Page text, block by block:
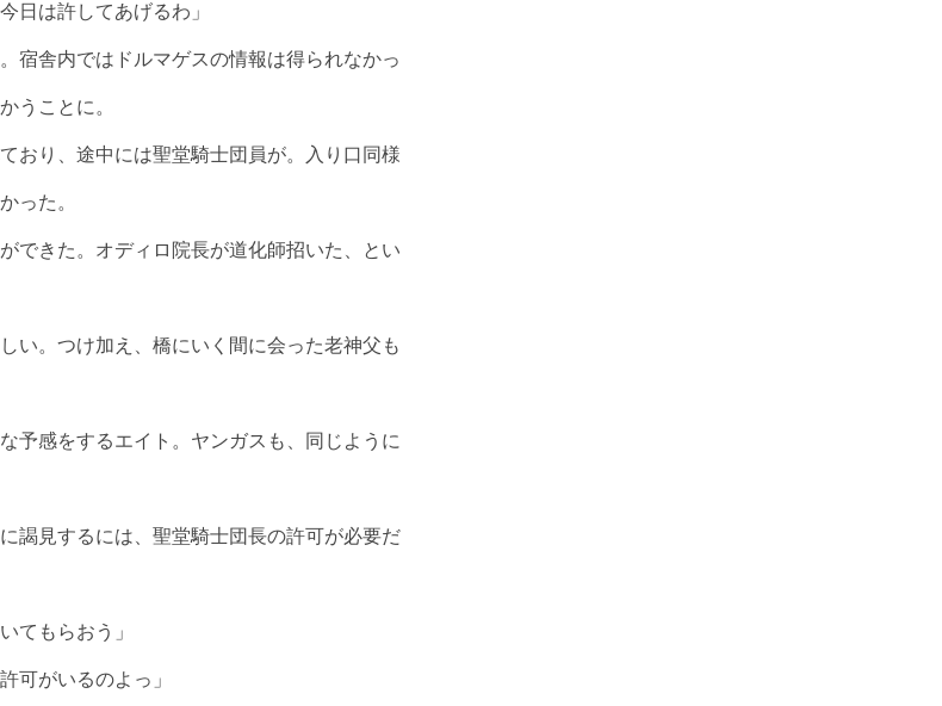
日は許してあげるわ」
宿舎内ではドルマゲスの情報は得られなかっ
うことに。
おり、途中には聖堂騎士団員が。入り口同様
った。
できた。オディロ院長が道化師招いた、とい
い。つけ加え、橋にいく間に会った老神父も
予感をするエイト。ヤンガスも、同じように
謁見するには、聖堂騎士団長の許可が必要だ
てもらおう」
がいるのよっ」